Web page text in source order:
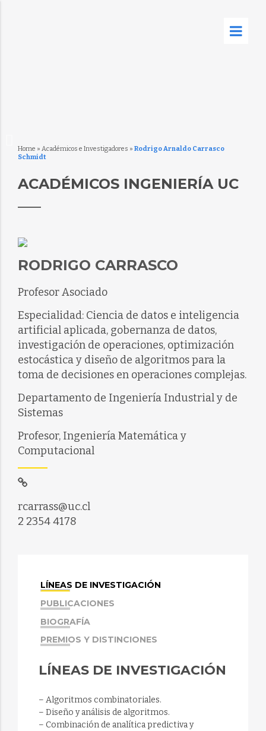
Home » Académicos e Investigadores » Rodrigo Arnaldo Carrasco
Schmidt
ACADÉMICOS INGENIERÍA UC
RODRIGO CARRASCO
Profesor Asociado
Especialidad: Ciencia de datos e inteligencia
artificial aplicada, gobernanza de datos,
investigación de operaciones, optimización
estocástica y diseño de algoritmos para la
toma de decisiones en operaciones complejas.
Departamento de Ingeniería Industrial y de
Sistemas
Profesor, Ingeniería Matemática y
Computacional
rcarrass@uc.cl
2 2354 4178
LÍNEAS DE INVESTIGACIÓN
PUBLICACIONES
BIOGRAFÍA
PREMIOS Y DISTINCIONES
LÍNEAS DE INVESTIGACIÓN
– Algoritmos combinatoriales.
– Diseño y análisis de algoritmos.
– Combinación de analítica predictiva y